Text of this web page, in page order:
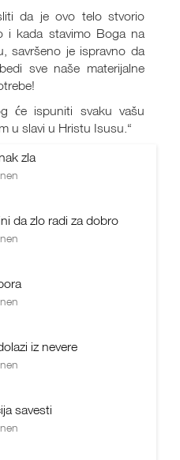
da je ovo telo stvorio
i kada stavimo Boga na
savršeno je ispravno da
sve naše materijalne
će ispuniti svaku vašu
u slavi u Hristu Isusu.“
zla
da zlo radi za dobro
iz nevere
savesti